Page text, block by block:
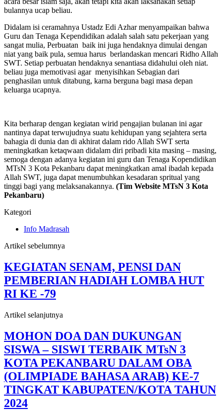
bulannya ucap beliau.
Didalam isi ceramahnya Ustadz Edi Azhar menyampaikan bahwa
Guru dan Tenaga Kependidikan adalah salah satu pekerjaan yang
sangat mulia, Perbuatan baik ini juga hendaknya dimulai dengan
niat yang baik pula, semua harus berlandaskan mencari Ridho Allah
SWT. Setiap perbuatan hendaknya senantiasa didahului oleh niat.
beliau juga memotivasi agar menyisihkan Sebagian dari
penghasilan untuk ditabung, karna berguna bagi masa depan
keluarga ucapnya.
Kita berharap dengan kegiatan wirid pengajian bulanan ini agar
nantinya dapat terwujudnya suatu kehidupan yang sejahtera serta
bahagia di dunia dan di akhirat dalam rido Allah SWT serta
meningkatkan ketaqwaan didalam diri pribadi kita masing – masing,
semoga dengan adanya kegiatan ini guru dan Tenaga Kopendidikan
MTsN 3 Kota Pekanbaru dapat meningkatkan amal ibadah kepada
Allah SWT, juga dapat menumbuhkan kesadaran spritual yang
tinggi bagi yang melaksanakannya. (Tim Website MTsN 3 Kota
Pekanbaru)
Kategori
Info Madrasah
Artikel sebelumnya
KEGIATAN SENAM, PENSI DAN
PEMBERIAN HADIAH LOMBA HUT
RI KE -79
Artikel selanjutnya
MOHON DOA DAN DUKUNGAN
SISWA – SISWI TERBAIK MTsN 3
KOTA PEKANBARU DALAM OBA
(OLIMPIADE BAHASA ARAB) KE-7
TINGKAT KABUPATEN/KOTA TAHUN
2024